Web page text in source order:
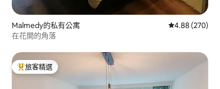
Malmedy的私有公寓 從 270 則評價
4.88 (270)
在花開的角落
旅客精選榜首
旅客精選